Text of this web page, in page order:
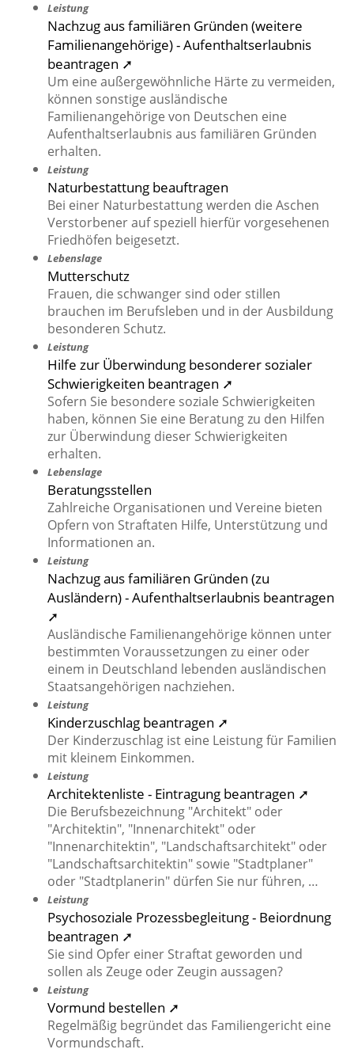
Leistung
Nachzug aus familiären Gründen (weitere
Familienangehörige) - Aufenthaltserlaubnis
beantragen ➚
Um eine außergewöhnliche Härte zu vermeiden,
können sonstige ausländische
Familienangehörige von Deutschen eine
Aufenthaltserlaubnis aus familiären Gründen
erhalten.
Leistung
Naturbestattung beauftragen
Bei einer Naturbestattung werden die Aschen
Verstorbener auf speziell hierfür vorgesehenen
Friedhöfen beigesetzt.
Lebenslage
Mutterschutz
Frauen, die schwanger sind oder stillen
brauchen im Berufsleben und in der Ausbildung
besonderen Schutz.
Leistung
Hilfe zur Überwindung besonderer sozialer
Schwierigkeiten beantragen ➚
Sofern Sie besondere soziale Schwierigkeiten
haben, können Sie eine Beratung zu den Hilfen
zur Überwindung dieser Schwierigkeiten
erhalten.
Lebenslage
Beratungsstellen
Zahlreiche Organisationen und Vereine bieten
Opfern von Straftaten Hilfe, Unterstützung und
Informationen an.
Leistung
Nachzug aus familiären Gründen (zu
Ausländern) - Aufenthaltserlaubnis beantragen
➚
Ausländische Familienangehörige können unter
bestimmten Voraussetzungen zu einer oder
einem in Deutschland lebenden ausländischen
Staatsangehörigen nachziehen.
Leistung
Kinderzuschlag beantragen ➚
Der Kinderzuschlag ist eine Leistung für Familien
mit kleinem Einkommen.
Leistung
Architektenliste - Eintragung beantragen ➚
Die Berufsbezeichnung "Architekt" oder
"Architektin", "Innenarchitekt" oder
"Innenarchitektin", "Landschaftsarchitekt" oder
"Landschaftsarchitektin" sowie "Stadtplaner"
oder "Stadtplanerin" dürfen Sie nur führen, …
Leistung
Psychosoziale Prozessbegleitung - Beiordnung
beantragen ➚
Sie sind Opfer einer Straftat geworden und
sollen als Zeuge oder Zeugin aussagen?
Leistung
Vormund bestellen ➚
Regelmäßig begründet das Familiengericht eine
Vormundschaft.